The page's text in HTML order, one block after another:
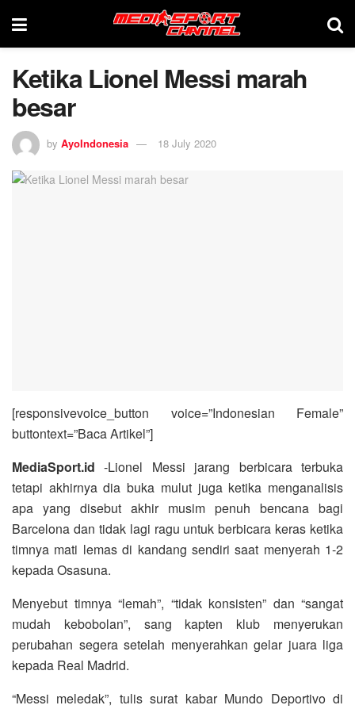
Ketika Lionel Messi marah
besar
by AyoIndonesia 18 July 2020
[responsivevoice_button voice=”Indonesian Female”
buttontext=”Baca Artikel”]
MediaSport.id -Lionel Messi jarang berbicara terbuka
tetapi akhirnya dia buka mulut juga ketika menganalisis
apa yang disebut akhir musim penuh bencana bagi
Barcelona dan tidak lagi ragu untuk berbicara keras ketika
timnya mati lemas di kandang sendiri saat menyerah 1-2
kepada Osasuna.
Menyebut timnya “lemah”, “tidak konsisten” dan “sangat
mudah kebobolan”, sang kapten klub menyerukan
perubahan segera setelah menyerahkan gelar juara liga
kepada Real Madrid.
“Messi meledak”, tulis surat kabar Mundo Deportivo di